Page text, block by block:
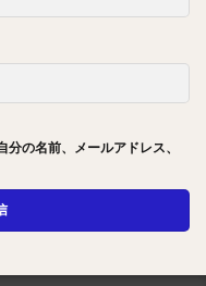
の名前、メールアドレス、